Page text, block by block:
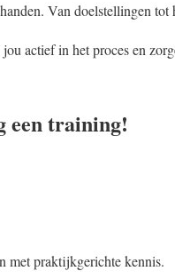
Van doelstellingen
actief in het proces en
een training!
met praktijkgerichte kennis.